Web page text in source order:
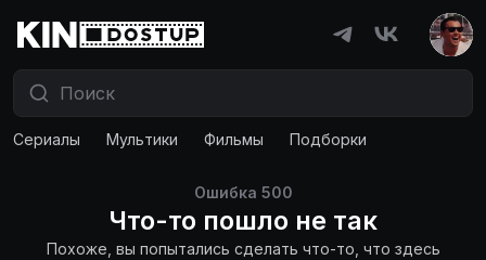
Сериалы Мультики Фильмы Подборки
Ошибка 500
Что-то пошло не так
Похоже, вы попытались сделать что-то, что здесь